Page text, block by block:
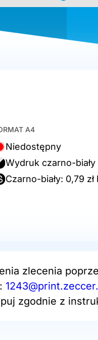
A4
Niedostępny
Wydruk czarno-biały
Czarno-biały: 0,79
zlecenia
zgodnie z